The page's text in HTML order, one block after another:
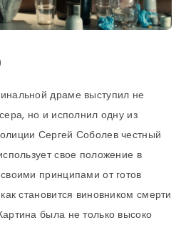
драме выступил не
но и исполнил одну из
Сергей Соболев честный
свое положение в
принципами от готов
становится виновником смерти
была не только высоко